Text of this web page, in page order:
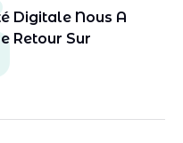
WordPress De
Créer Mon Site
Autonomie.”